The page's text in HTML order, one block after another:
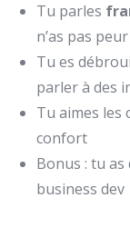
Tu parles
n’as pas
Tu es
parler à des
Tu aimes les
confort
Bonus : tu
business dev